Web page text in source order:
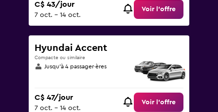
C$ 43/jour
7 oct. - 14 oct.
Voir l’offre
Hyundai Accent
Compacte ou similaire
Jusqu’à 4 passager·ères
C$ 47/jour
7 oct. - 14 oct.
Voir l’offre